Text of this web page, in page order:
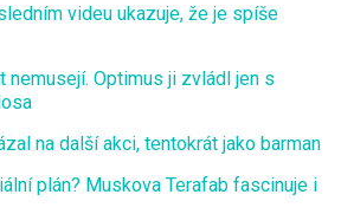
videu ukazuje, že je spíše
nemusejí. Optimus ji zvládl jen s
na další akci, tentokrát jako barman
plán? Muskova Terafab fascinuje i